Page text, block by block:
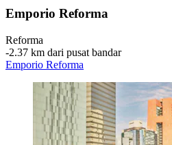
Emporio Reforma
Reforma
‐2.37 km dari pusat bandar
Emporio Reforma